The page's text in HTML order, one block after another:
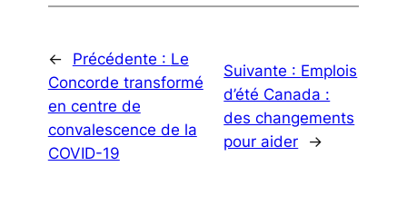
← Précédente : Le
Concorde transformé
en centre de
convalescence de la
COVID-19
Suivante : Emplois
d’été Canada :
des changements
pour aider
→